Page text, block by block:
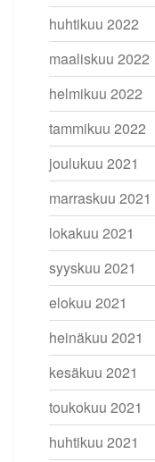
huhtikuu 2022
maaliskuu 2022
helmikuu 2022
tammikuu 2022
joulukuu 2021
marraskuu 2021
lokakuu 2021
syyskuu 2021
elokuu 2021
heinäkuu 2021
kesäkuu 2021
toukokuu 2021
huhtikuu 2021